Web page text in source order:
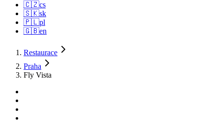
🇨🇿cs
🇸🇰sk
🇵🇱pl
🇬🇧en
Restaurace
Praha
Fly Vista